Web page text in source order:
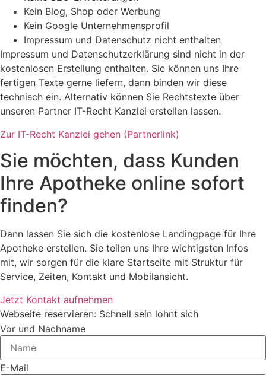
Kein Blog, Shop oder Werbung
Kein Google Unternehmensprofil
Impressum und Datenschutz nicht enthalten
Impressum und Datenschutzerklärung sind nicht in der
kostenlosen Erstellung enthalten. Sie können uns Ihre
fertigen Texte gerne liefern, dann binden wir diese
technisch ein. Alternativ können Sie Rechtstexte über
unseren Partner IT-Recht Kanzlei erstellen lassen.
Zur IT-Recht Kanzlei gehen (Partnerlink)
Sie möchten, dass Kunden
Ihre Apotheke online sofort
finden?
Dann lassen Sie sich die kostenlose Landingpage für Ihre
Apotheke erstellen. Sie teilen uns Ihre wichtigsten Infos
mit, wir sorgen für die klare Startseite mit Struktur für
Service, Zeiten, Kontakt und Mobilansicht.
Jetzt Kontakt aufnehmen
Webseite reservieren: Schnell sein lohnt sich
Vor und Nachname
E-Mail